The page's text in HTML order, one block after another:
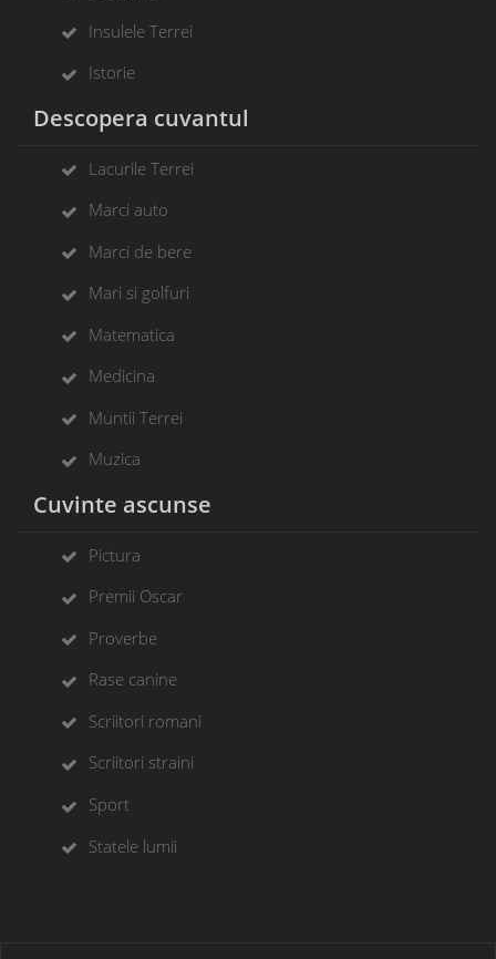
Insulele Terrei
Istorie
Descopera cuvantul
Lacurile Terrei
Marci auto
Marci de bere
Mari si golfuri
Matematica
Medicina
Muntii Terrei
Muzica
Cuvinte ascunse
Pictura
Premii Oscar
Proverbe
Rase canine
Scriitori romani
Scriitori straini
Sport
Statele lumii